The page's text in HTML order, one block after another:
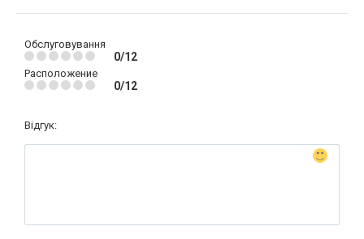
Обслуговування
0/12
Расположение
0/12
Відгук: